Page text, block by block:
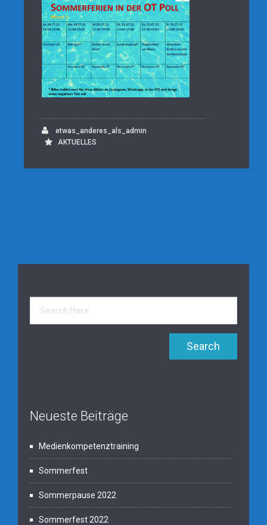
etwas_anderes_als_admin
AKTUELLES
Neueste Beiträge
Medienkompetenztraining
Sommerfest
Sommerpause 2022
Sommerfest 2022